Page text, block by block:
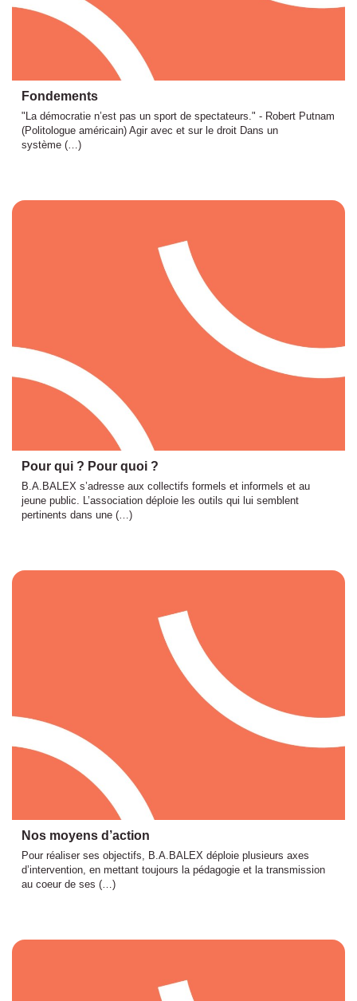
Fondements
"La démocratie n’est pas un sport de spectateurs." - Robert Putnam
(Politologue américain) Agir avec et sur le droit Dans un
système (…)
Pour qui ? Pour quoi ?
B.A.BALEX s’adresse aux collectifs formels et informels et au
jeune public. L’association déploie les outils qui lui semblent
pertinents dans une (…)
Nos moyens d’action
Pour réaliser ses objectifs, B.A.BALEX déploie plusieurs axes
d’intervention, en mettant toujours la pédagogie et la transmission
au coeur de ses (…)